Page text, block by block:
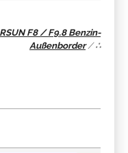
F8 / F9.8 Benzin-
Außenborder/∴